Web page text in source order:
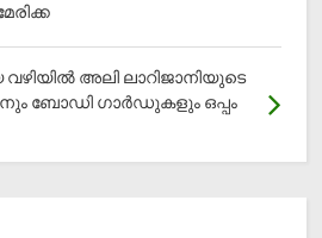
അലി ലാറിജാനിയുടെ
ബോഡി ഗാര്‍ഡുകളും ഒപ്പം